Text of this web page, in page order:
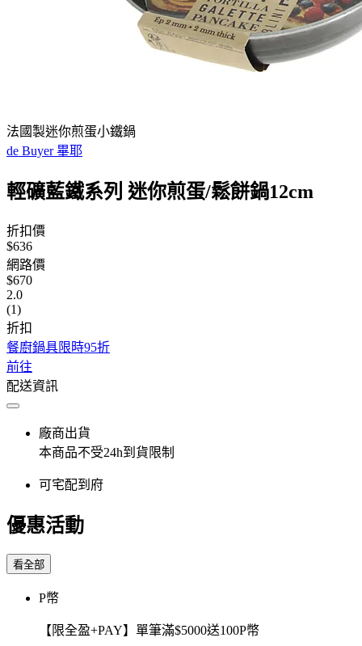
法國製迷你煎蛋小鐵鍋
de Buyer 畢耶
輕礦藍鐵系列 迷你煎蛋/鬆餅鍋12cm
折扣價
$636
網路價
$670
2.0
(1)
折扣
餐廚鍋具限時95折
前往
配送資訊
廠商出貨
本商品不受24h到貨限制
可宅配到府
優惠活動
看全部
P幣
【限全盈+PAY】單筆滿$5000送100P幣